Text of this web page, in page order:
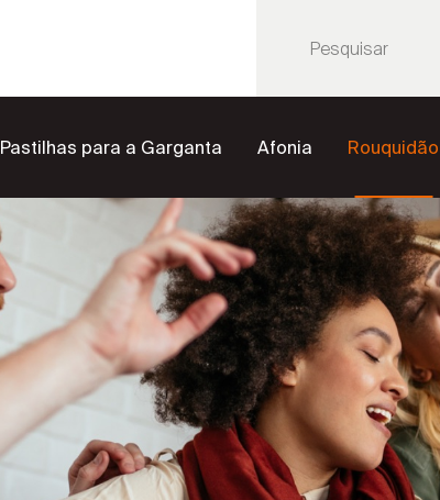
Pastilhas para a Garganta Afonia Rouquidão